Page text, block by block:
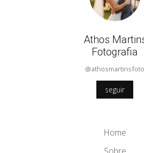
Athos
Fotografia
@athosmartinsfoto
seguir
Home